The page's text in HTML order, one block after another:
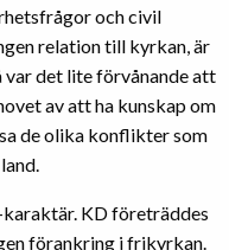
och civil
relation till kyrkan, är
det lite förvånande att
av att ha kunskap om
de olika konflikter som
KD företräddes
förankring i frikyrkan.